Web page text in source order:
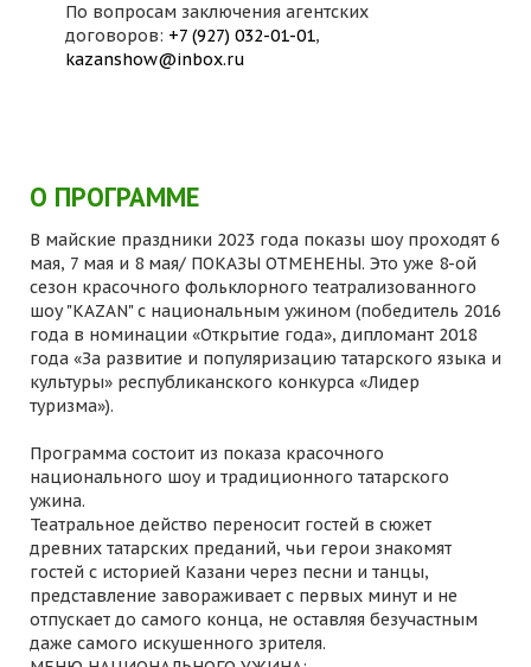
По вопросам заключения агентских
договоров: +7 (927) 032-01-01,
kazanshow@inbox.ru
О ПРОГРАММЕ
В майские праздники 2023 года показы шоу проходят 6
мая, 7 мая и 8 мая/ ПОКАЗЫ ОТМЕНЕНЫ. Это уже 8-ой
сезон красочного фольклорного театрализованного
шоу "KAZAN" с национальным ужином (победитель 2016
года в номинации «Открытие года», дипломант 2018
года «За развитие и популяризацию татарского языка и
культуры» республиканского конкурса «Лидер
туризма»).
Программа состоит из показа красочного
национального шоу и традиционного татарского
ужина.
Театральное действо переносит гостей в сюжет
древних татарских преданий, чьи герои знакомят
гостей с историей Казани через песни и танцы,
представление завораживает с первых минут и не
отпускает до самого конца, не оставляя безучастным
даже самого искушенного зрителя.